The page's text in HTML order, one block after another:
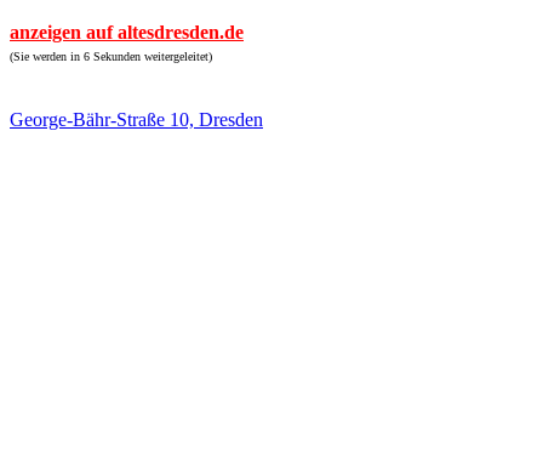
anzeigen auf altesdresden.de
(Sie werden in 6 Sekunden weitergeleitet)
George-Bähr-Straße 10, Dresden